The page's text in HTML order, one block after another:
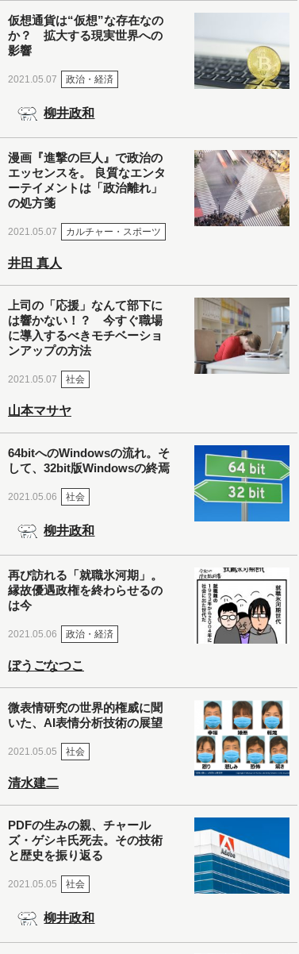
仮想通貨は“仮想”な存在なの
か？ 拡大する現実世界への
影響
2021.05.07 政治・経済
柳井政和
漫画『進撃の巨人』で政治の
エッセンスを。 良質なエンタ
ーテイメントは「政治離れ」
の処方箋
2021.05.07 カルチャー・スポーツ
井田 真人
上司の「応援」なんて部下に
は響かない！？ 今すぐ職場
に導入するべきモチベーショ
ンアップの方法
2021.05.07 社会
山本マサヤ
64bitへのWindowsの流れ。そ
して、32bit版Windowsの終焉
2021.05.06 社会
柳井政和
再び訪れる「就職氷河期」。
縁故優遇政権を終わらせるの
は今
2021.05.06 政治・経済
ぼうごなつこ
微表情研究の世界的権威に聞
いた、AI表情分析技術の展望
2021.05.05 社会
清水建二
PDFの生みの親、チャール
ズ・ゲシキ氏死去。その技術
と歴史を振り返る
2021.05.05 社会
柳井政和